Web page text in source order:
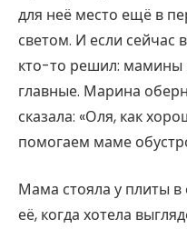
для неё место ещё в
светом. И если сейчас
кто-то решил: мамины
главные. Марина
сказала: «Оля, как
помогаем маме
Мама стояла у плиты
её, когда хотела